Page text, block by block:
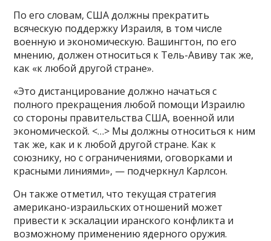
По его словам, США должны прекратить
всяческую поддержку Израиля, в том числе
военную и экономическую. Вашингтон, по его
мнению, должен относиться к Тель-Авиву так же,
как «к любой другой стране».
«Это дистанцирование должно начаться с
полного прекращения любой помощи Израилю
со стороны правительства США, военной или
экономической. <…> Мы должны относиться к ним
так же, как и к любой другой стране. Как к
союзнику, но с ограничениями, оговорками и
красными линиями», — подчеркнул Карлсон.
Он также отметил, что текущая стратегия
американо-израильских отношений может
привести к эскалации иранского конфликта и
возможному применению ядерного оружия.